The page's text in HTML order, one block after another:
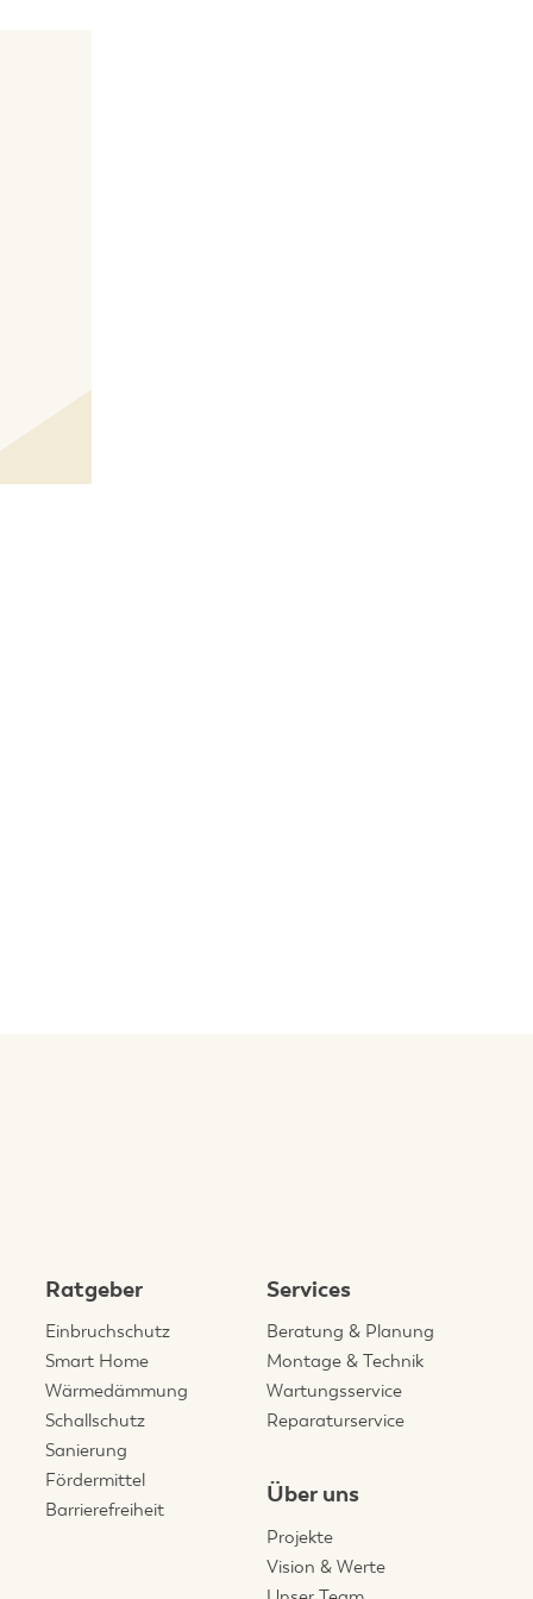
Ratgeber
Einbruchschutz
Smart Home
Wärmedämmung
Schallschutz
Sanierung
Fördermittel
Barrierefreiheit
Services
Beratung & Planung
Montage & Technik
Wartungsservice
Reparaturservice
Über uns
Projekte
Vision & Werte